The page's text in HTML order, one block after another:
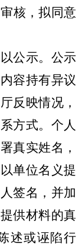
核，拟同意
公示。 公示
容持有异议
反映情况，
方式。个人
真实姓名，
单位名义提
签名，并加
供材料的真
述或诬陷行